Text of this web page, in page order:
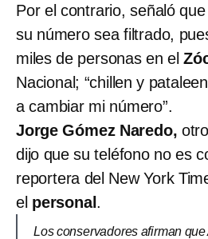
Por el contrario, señaló
su número sea filtrado,
miles de personas en el
Nacional; “chillen y
a cambiar mi número”.
Jorge Gómez Naredo,
dijo que su teléfono no es
reportera del New York
el personal .
Los conservadores afirman